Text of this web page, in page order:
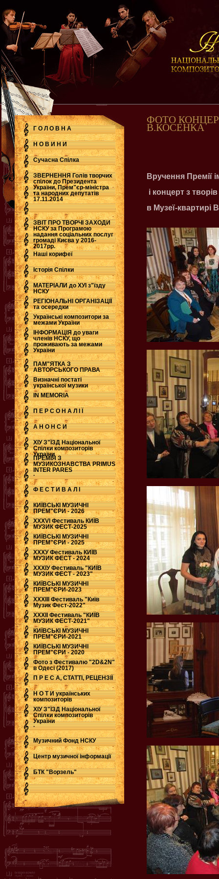
Г О Л О В Н А
Н О В И Н И
Сучасна Cпілка
ЗВЕРНЕННЯ Голів творчих
спілок до Президента
України, Прем"єр-міністра
та народних депутатів
17.11.2014
.
ЗВІТ ПРО ТВОРЧІ ЗАХОДИ
НСКУ за Програмою
надання соціальних послуг
громаді Києва у 2016-
2017рр.
.
Наші корифеї
Історія Спілки
МАТЕРІАЛИ до ХУІ з"їзду
НСКУ
РЕГІОНАЛЬНІ ОРГАНІЗАЦІЇ
та осередки
Українські композитори за
межами України
ІНФОРМАЦІЯ до уваги
членів НСКУ, що
проживають за межами
України
ПАМ"ЯТКА З
АВТОРСЬКОГО ПРАВА
Визначні постаті
української музики
IN MEMORIA
П Е Р С О Н А Л І Ї
А Н О Н С И
ХІУ З"ЇЗД Національної
Спілки композиторів
України
ПРЕМІЯ З
МУЗИКОЗНАВСТВА PRIMUS
INTER PARES
.
Ф Е С Т И В А Л І
КИЇВСЬКІ МУЗИЧНІ
ПРЕМ"ЄРИ - 2026
ХХХVI Фестиваль КИЇВ
МУЗИК ФЕСТ-2025
КИЇВСЬКІ МУЗИЧНІ
ПРЕМ"ЄРИ - 2025
ХХХУ Фестиваль КИЇВ
МУЗИК ФЕСТ - 2024
ХХХІУ Фестиваль "КИЇВ
МУЗИК ФЕСТ - 2023"
КИЇВСЬКІ МУЗИЧНІ
ПРЕМ"ЄРИ-2023
ХХХІІІ Фестиваль "Київ
Музик Фест-2022"
ХХХІІ Фестиваль "КИЇВ
МУЗИК ФЕСТ-2021"
КИЇВСЬКІ МУЗИЧНІ
ПРЕМ"ЄРИ-2021
КИЇВСЬКІ МУЗИЧНІ
ПРЕМ"ЄРИ - 2020
Фото з Фестивалю "2D&2N"
в Одесі (2017)
П Р Е С А, СТАТТІ, РЕЦЕНЗІЇ
Н О Т И українських
композиторів
ХІУ З"ЇЗД Національної
Спілки композиторів
України
.
Музичний Фонд НСКУ
Центр музичної інформації
БТК "Ворзель"
ФОТО
В.КОСЕНКА
Вручення Премії
і концерт з
в Музеї-квартирі